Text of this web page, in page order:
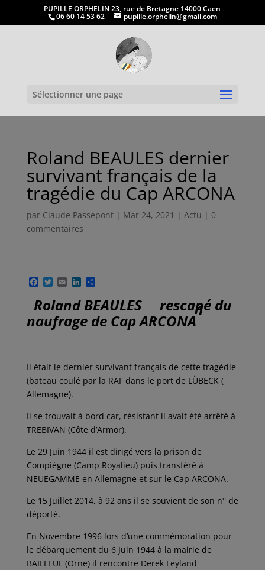
PUPILLE ORPHELIN 23, rue de Bretagne 14000 Caen
06 60 14 53 62 pupille.orphelin@gmail.com
Sélectionner une page
Roland BEAULES dernier
survivant français de la
tragédie du Cap ARCONA
par Claude Passepont| Mar 24, 2021 | Actu | 0
commentaires
F
c
e
b
o
T
i
t
t
e
E
a
i
l
L
n
k
e
d
P
r
t
a
g
Roland BEAULES rescapé du
naufrage de Cap ARCONA
1
Il était le dernier survivant français de cette tragédie
(bateau coulé par la RAF dans le port de LÜBECK (
Allemagne).
Il se trouvait à bord car, résistant il avait été arrêté à
TREBIVAN (Côte d’Armor).
Le 29 Juin 1944 il est dirigé vers la prison de
Compiègne (Camp Royalieu) puis transféré à
NEUEGAMME en Allemagne et sur le Cap ARCONA.
Le 15 Juillet 2014, à 92 ans il se souvient de son n° de
déporté.
En Novembre 1996 lors d’une commémoration pour
le débarquement du 6 Juin 1944 à la mairie de
BAILLEUL (Orne) il rencontre Derek Leyland